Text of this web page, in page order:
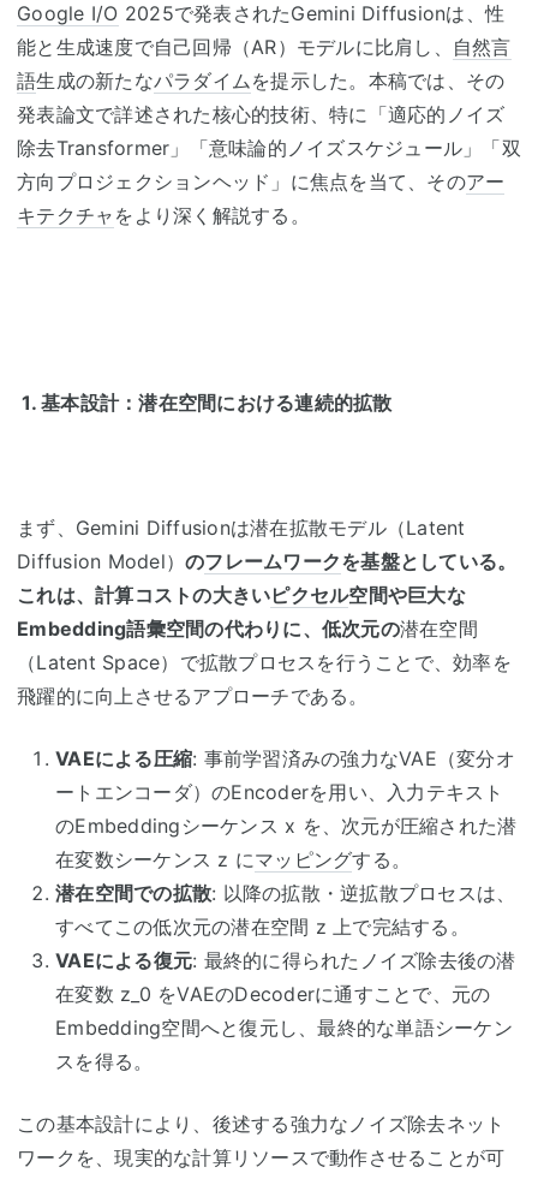
Google I/O 2025で発表されたGemini Diffusionは、性
能と生成速度で自己回帰（AR）モデルに比肩し、
自然言
語生成の新たなパラダイムを提示した。本稿では、その
発表論文で詳述された核心的技術、特に「適応的ノイズ
除去Transformer 」「意味論的ノイズスケジュール」「双
方向プロジェクションヘッド」に焦点を当て、そのアー
キテクチャ をより深く解説する。
1. 基本設計：潜在空間における連続的拡散
まず、 Gemini Diffusionは潜在拡散モデル（Latent
Diffusion Model） のフレームワークを基盤としている。
これは、計算コストの大きいピクセル空間や巨大な
Embedding語彙空間の代わりに、低次元の潜在空間
（Latent Space） で拡散プロセスを行うことで、効率を
飛躍的に向上させるアプローチである。
VAEによる圧縮: 事前学習済みの強力なVAE （変分オ
ートエンコーダ）のEncoderを用い、入力テキスト
のEmbedding シーケンス x を、次元が圧縮された潜
在変数シーケンス z にマッピングする。
潜在空間での拡散: 以降の拡散・逆拡散プロセスは、
すべてこの低次元の潜在空間 z 上で完結する。
VAEによる復元: 最終的に得られたノイズ除去後の潜
在変数 z_0 をVAEのDecoderに通すことで、元の
Embedding空間へと復元し、最終的な単語シーケン
スを得る。
この基本設計により、後述する強力なノイズ除去ネット
ワークを、現実的な計算リソースで動作させることが可